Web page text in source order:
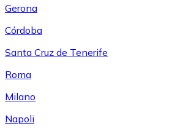
Gerona
Córdoba
Santa Cruz de Tenerife
Roma
Milano
Napoli